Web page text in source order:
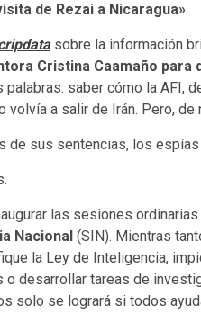
de Rezai a Nicaragua».
sobre la información
Cristina Caamaño
palabras: saber cómo la AFI,
volvía a salir de Irán. Pero,
de sus sentencias, los
las sesiones
Nacional (SIN). Mientras
la Ley de Inteligencia,
desarrollar tareas de
solo se logrará si todos